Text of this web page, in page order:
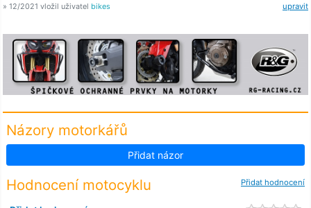
upravit
» 12/2021 vložil uživatel bikes
Názory motorkářů
Přidat názor
Přidat hodnocení
Hodnocení motocyklu